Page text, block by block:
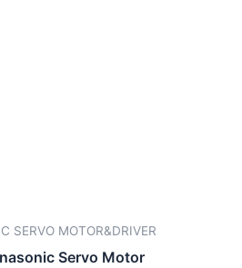
SERVO MOTOR&DRIVER
Servo Motor